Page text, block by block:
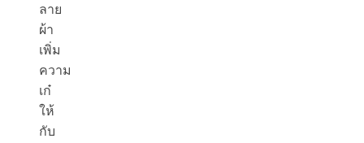
ลาย
ผ้า
เพิ่ม
ความ
เก๋
ให้
กับ